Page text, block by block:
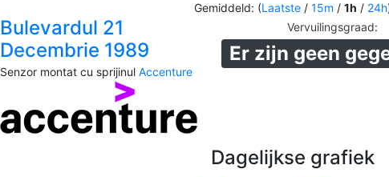
Gemiddeld: (Laatste / 15m / 1h / 24h
Bulevardul 21
Decembrie 1989
Senzor montat cu sprijinul Accenture
Vervuilingsgraad:
Er zijn geen
Dagelijkse grafiek